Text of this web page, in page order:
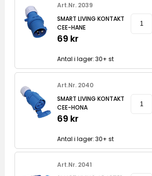
Art.Nr. 2039
SMART LIVING KONTAKT
CEE-HANE
69 kr
Antal i lager: 30+ st
Art.Nr. 2040
SMART LIVING KONTAKT
CEE-HONA
69 kr
Antal i lager: 30+ st
Art.Nr. 2041